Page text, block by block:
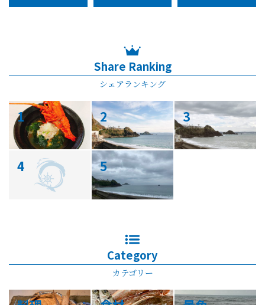
Share Ranking
シェアランキング
1 2 3
4 5
Category
カテゴリー